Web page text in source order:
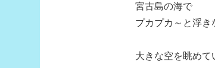
宮古島の海で
プカプカ～と浮き
大きな空を眺めて